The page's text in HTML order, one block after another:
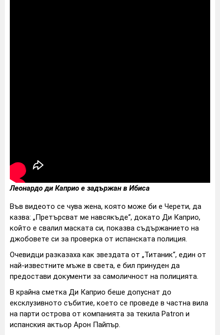
Леонардо ди Каприо е задържан в Ибиса
Във видеото се чува жена, която може би е Черети, да
казва: „Претърсват ме навсякъде“, докато Ди Каприо,
който е свалил маската си, показва съдържанието на
джобовете си за проверка от испанската полиция.
Очевидци разказаха как звездата от „Титаник“, един от
най-известните мъже в света, е бил принуден да
предостави документи за самоличност на полицията.
В крайна сметка Ди Каприо беше допуснат до
ексклузивното събитие, което се проведе в частна вила
на парти острова от компанията за текила Patron и
испанския актьор Арон Пайпър.